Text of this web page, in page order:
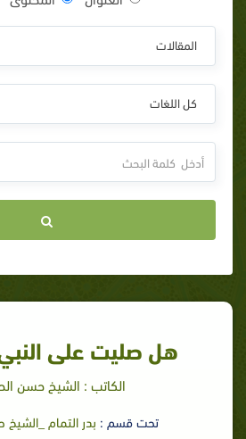
المقالات
كل اللغات
هل صليت على النبي
الكاتب : الشيخ حسن
تحت قسم : بدر التمام